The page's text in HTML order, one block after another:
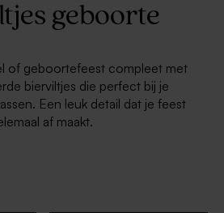
geboorte
of geboortefeest compleet met
bierviltjes die perfect bij je
Een leuk detail dat je feest
af maakt.